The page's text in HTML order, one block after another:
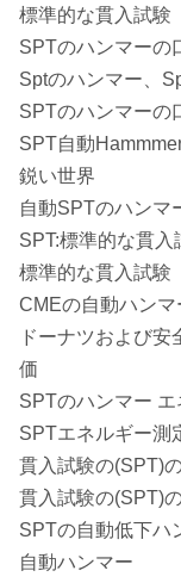
標準的な貫入試験
SPTのハンマーの
Sptのハンマー、
SPTのハンマーの
SPT自動
鋭い世界
自動SPTのハンマ
SPT:標準的な貫
標準的な貫入試験
CMEの自動ハン
ドーナツおよび
価
SPTのハンマー
SPTエネルギー測
貫入試験の(SPT)
貫入試験の(SPT)
SPTの自動低下ハ
自動ハンマー